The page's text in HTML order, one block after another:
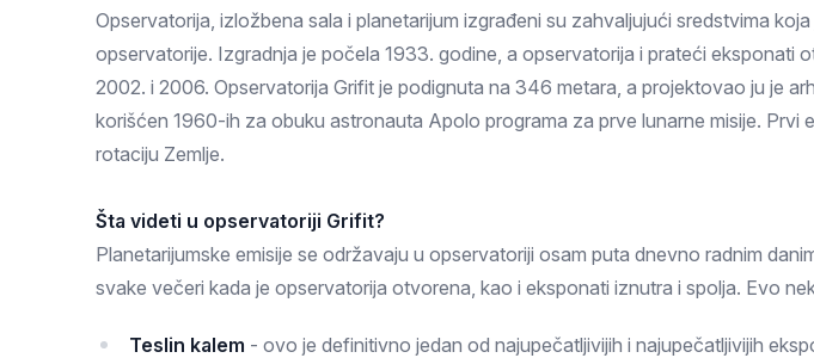
Opservatorija, izložbena sala i planetarijum izgrađeni su zahvaljujući sredstvima
opservatorije. Izgradnja je počela 1933. godine, a opservatorija i prateći eksponati
2002. i 2006. Opservatorija Grifit je podignuta na 346 metara, a projektovao ju je
korišćen 1960-ih za obuku astronauta Apolo programa za prve lunarne misije.
rotaciju Zemlje.
Šta videti u opservatoriji Grifit?
Planetarijumske emisije se održavaju u opservatoriji osam puta dnevno radnim
svake večeri kada je opservatorija otvorena, kao i eksponati iznutra i spolja. Evo
Teslin kalem - ovo je definitivno jedan od najupečatljivijih i najupečatljivijih